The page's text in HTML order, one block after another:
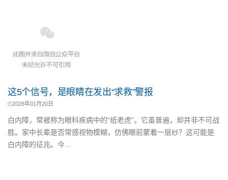
这5个信号，是眼睛在发出“求救”警报
2026年01月20日
白内障，常被称为眼科疾病中的“纸老虎”。它虽普遍，却并非不可战
胜。家中长辈是否常感视物模糊，仿佛眼前蒙着一层纱？这可能是
白内障的征兆。今...